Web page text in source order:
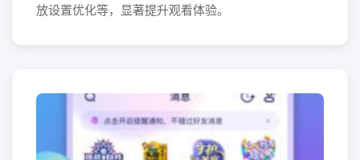
放设置优化等，显著提升观看体验。